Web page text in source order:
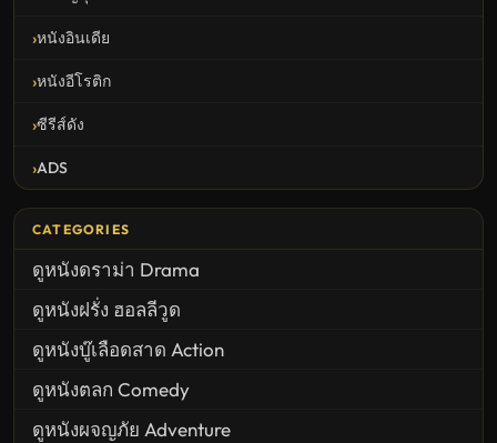
หนังอินเดีย
หนังอีโรติก
ซีรีส์ดัง
ADS
CATEGORIES
ดูหนังดราม่า Drama
ดูหนังฝรั่ง ฮอลลีวูด
ดูหนังบู๊เลือดสาด Action
ดูหนังตลก Comedy
ดูหนังผจญภัย Adventure